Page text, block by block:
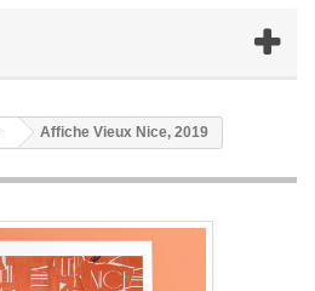
Affiche Vieux Nice, 2019